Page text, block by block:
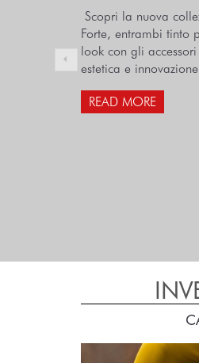
Scopri la nuova
Forte, entrambi tinto
look con gli
estetica e
READ MORE